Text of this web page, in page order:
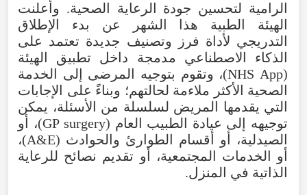
الرامية لتحسين جودة الرعاية الصحية. وأعلنت
الهيئة
الطبية هذا الشهر عن بدء
الإطلاق
التدريجي لأداة فرز وتصنيف جديدة تعتمد على
الذكاء
الاصطناعي مدمجة داخل تطبيق
الهيئة
(
NHS App )، وتقوم بتوجيه المرضى إلى الخدمة
الصحية الأكثر ملاءمة لحالتهم؛ وبناءً على الإجابات
التي يقدمها المريض لسلسلة من الأسئلة، يمكن
توجيهه إلى عيادة الطبيب العام (
GP surgery )، أو
الصيدلية، أو أقسام الطوارئ والحوادث (
A&E)،
أو الخدمات المجتمعية، أو تقديم نصائح للرعاية
الذاتية في المنزل.